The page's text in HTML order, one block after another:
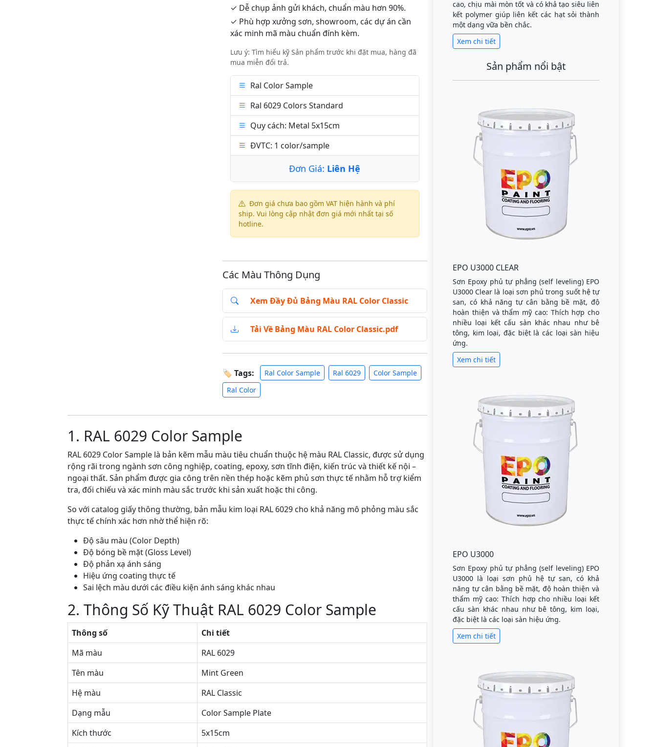
✓ Dễ chụp ảnh gửi khách, chuẩn màu hơn 90%.
✓ Phù hợp xưởng sơn, showroom, các dự án cần
xác minh mã màu chuẩn đính kèm.
Lưu ý: Tìm hiểu kỹ Sản phẩm trước khi đặt mua, hàng đã
mua miễn đổi trả.
Ral Color Sample
Ral 6029 Colors Standard
Quy cách: Metal 5x15cm
ĐVTC: 1 color/sample
Đơn Giá: Liên Hệ
Đơn giá chưa bao gồm VAT hiện hành và phí
ship. Vui lòng cập nhật đơn giá mới nhất tại số
hotline.
Các Màu Thông Dụng
Xem Đầy Đủ Bảng Màu RAL Color Classic
Tải Về Bảng Màu RAL Color Classic.pdf
🏷 Tags: Ral Color Sample Ral 6029
Color Sample
Ral Color
1. RAL 6029 Color Sample
RAL 6029 Color Sample là bản kẽm mẫu màu tiêu chuẩn thuộc hệ màu RAL Classic, được sử dụng
rộng rãi trong ngành sơn công nghiệp, coating, epoxy, sơn tĩnh điện, kiến trúc và thiết kế nội –
ngoại thất. Sản phẩm được gia công trên nền thép hoặc kẽm phủ sơn thực tế nhằm hỗ trợ kiểm
tra, đối chiếu và xác minh màu sắc trước khi sản xuất hoặc thi công.
So với catalog giấy thông thường, bản mẫu kim loại RAL 6029 cho khả năng mô phỏng màu sắc
thực tế chính xác hơn nhờ thể hiện rõ:
Độ sâu màu (Color Depth)
Độ bóng bề mặt (Gloss Level)
Độ phản xạ ánh sáng
Hiệu ứng coating thực tế
Sai lệch màu dưới các điều kiện ánh sáng khác nhau
2. Thông Số Kỹ Thuật RAL 6029 Color Sample
Thông số
Chi tiết
Mã màu
RAL 6029
Tên màu
Mint Green
Hệ màu
RAL Classic
Dạng mẫu
Color Sample Plate
Kích thước
5x15cm
cao, chịu mài mòn tốt và có khả tạo siêu liên
kết polymer giúp liên kết các hạt sỏi thành
một dạng vữa bền chắc.
Xem chi tiết
Sản phẩm nổi bật
EPO U3000 CLEAR
Sơn Epoxy phủ tự phẳng (self leveling) EPO
U3000 Clear là loại sơn phủ trong suốt hệ tự
san, có khả năng tự cân bằng bề mặt, độ
hoàn thiện và thẩm mỹ cao: Thích hợp cho
nhiều loại kết cấu sàn khác nhau như bê
tông, kim loại, đặc biệt là các loại sàn hiệu
ứng.
Xem chi tiết
EPO U3000
Sơn Epoxy phủ tự phẳng (self leveling) EPO
U3000 là loại sơn phủ hệ tự san, có khả
năng tự cân bằng bề mặt, độ hoàn thiện và
thẩm mỹ cao: Thích hợp cho nhiều loại kết
cấu sàn khác nhau như bê tông, kim loại,
đặc biệt là các loại sàn hiệu ứng.
Xem chi tiết